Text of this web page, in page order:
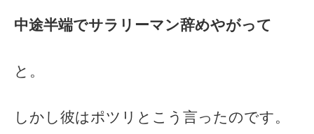
中途半端でサラリーマン辞めやがって
と。
しかし彼はポツリとこう言ったのです。